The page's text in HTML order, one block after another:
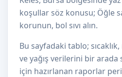
koşullar söz konusu; Öğle
korunun, bol sıvı alın.
Bu sayfadaki tablo;
ve yağış verilerini bir arada
için hazırlanan raporlar